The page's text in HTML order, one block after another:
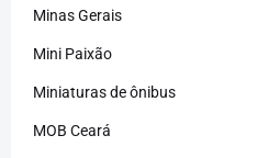
Minas Gerais
Mini Paixão
Miniaturas de ônibus
MOB Ceará